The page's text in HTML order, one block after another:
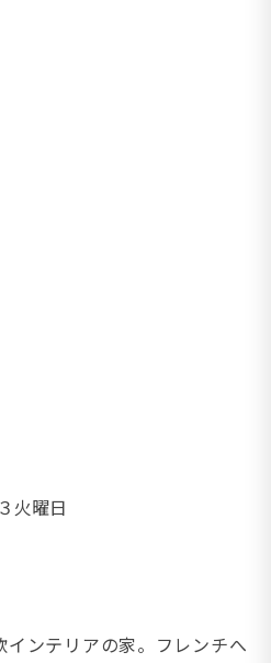
火曜日
インテリアの家。フレンチへ